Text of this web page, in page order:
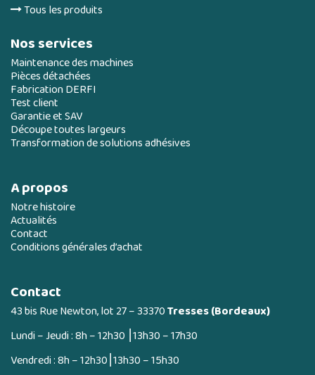
Tous les produits
Nos services
Maintenance des machines
Pièces détachées
Fabrication DERFI
Test client
Garantie et SAV
Découpe toutes largeurs
Transformation de solutions adhésives
A propos
Notre histoire
Actualités
Contact
Conditions générales d’achat
Contact
43 bis Rue Newton, lot 27 – 33370Tresses (Bordeaux)
Lundi – Jeudi : 8h – 12h30 ⎮13h30 – 17h30
Vendredi : 8h – 12h30⎮13h30 – 15h30